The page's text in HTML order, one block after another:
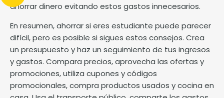
ahorrar dinero evitando estos gastos innecesarios.
En resumen, ahorrar si eres estudiante puede parecer
difícil, pero es posible si sigues estos consejos. Crea
un presupuesto y haz un seguimiento de tus ingresos
y gastos. Compara precios, aprovecha las ofertas y
promociones, utiliza cupones y códigos
promocionales, compra productos usados y cocina en